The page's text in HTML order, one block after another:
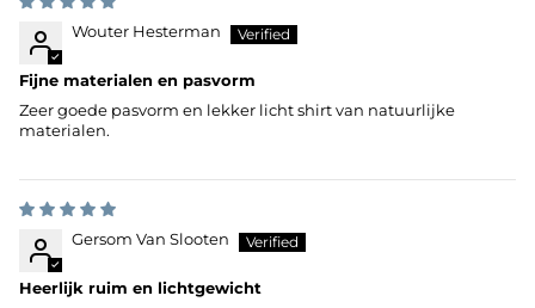
Wouter Hesterman
Fijne materialen en pasvorm
Zeer goede pasvorm en lekker licht shirt van natuurlijke
materialen.
Gersom Van Slooten
Heerlijk ruim en lichtgewicht